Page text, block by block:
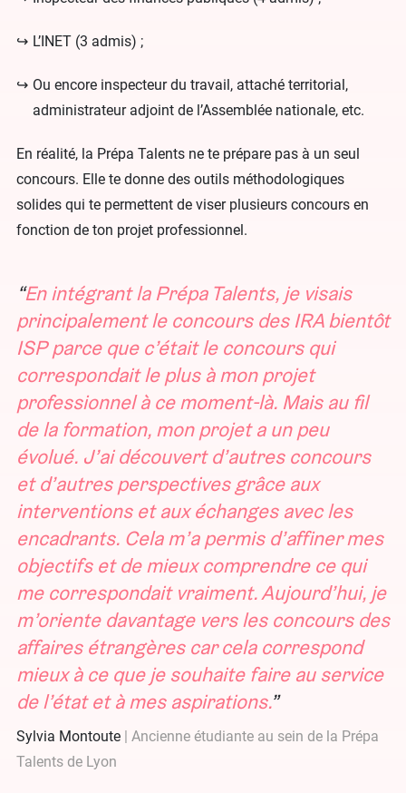
L’INET (3 admis) ;
Ou encore inspecteur du travail, attaché territorial,
administrateur adjoint de l’Assemblée nationale, etc.
En réalité, la Prépa Talents ne te prépare pas à un seul
concours. Elle te donne des outils méthodologiques
solides qui te permettent de viser plusieurs concours en
fonction de ton projet professionnel.
En intégrant la Prépa Talents, je visais
principalement le concours des IRA bientôt
ISP parce que c’était le concours qui
correspondait le plus à mon projet
professionnel à ce moment-là. Mais au fil
de la formation, mon projet a un peu
évolué. J’ai découvert d’autres concours
et d’autres perspectives grâce aux
interventions et aux échanges avec les
encadrants. Cela m’a permis d’affiner mes
objectifs et de mieux comprendre ce qui
me correspondait vraiment. Aujourd’hui, je
m’oriente davantage vers les concours des
affaires étrangères car cela correspond
mieux à ce que je souhaite faire au service
de l’état et à mes aspirations.
Sylvia Montoute
Ancienne étudiante au sein de la Prépa
Talents de Lyon